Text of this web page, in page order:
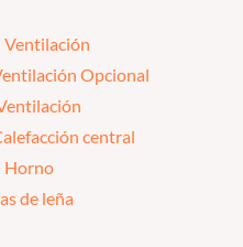
Ventilación
Opcional
central
Horno
de leña